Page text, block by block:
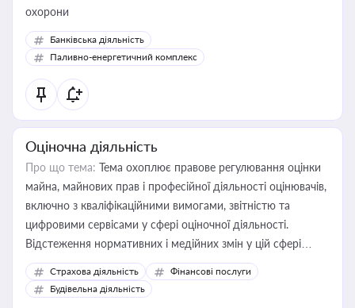
охорони
Банківська діяльність
Паливно-енергетичний комплекс
Оціночна діяльність
Про що тема: Тема охоплює правове регулювання оцінки
майна, майнових прав і професійної діяльності оцінювачів,
включно з кваліфікаційними вимогами, звітністю та
цифровими сервісами у сфері оціночної діяльності.
Відстеження нормативних і медійних змін у цій сфері
корисне для власника бізнесу, керівника, юриста або
бухгалтера під час оподаткування, приватизації, оренди
державного майна, корпоративних угод і перевірки
Страхова діяльність
Фінансові послуги
Будівельна діяльність